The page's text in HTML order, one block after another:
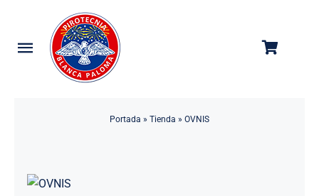
contenido
Toggle
Navigation
Empresa
Portada » Tienda » OVNIS